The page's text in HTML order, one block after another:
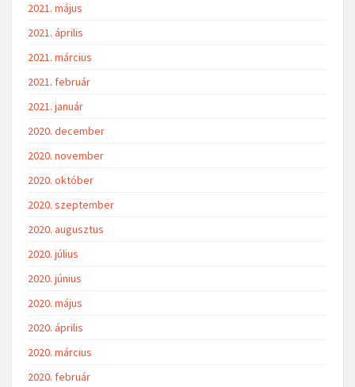
2021. május
2021. április
2021. március
2021. február
2021. január
2020. december
2020. november
2020. október
2020. szeptember
2020. augusztus
2020. július
2020. június
2020. május
2020. április
2020. március
2020. február